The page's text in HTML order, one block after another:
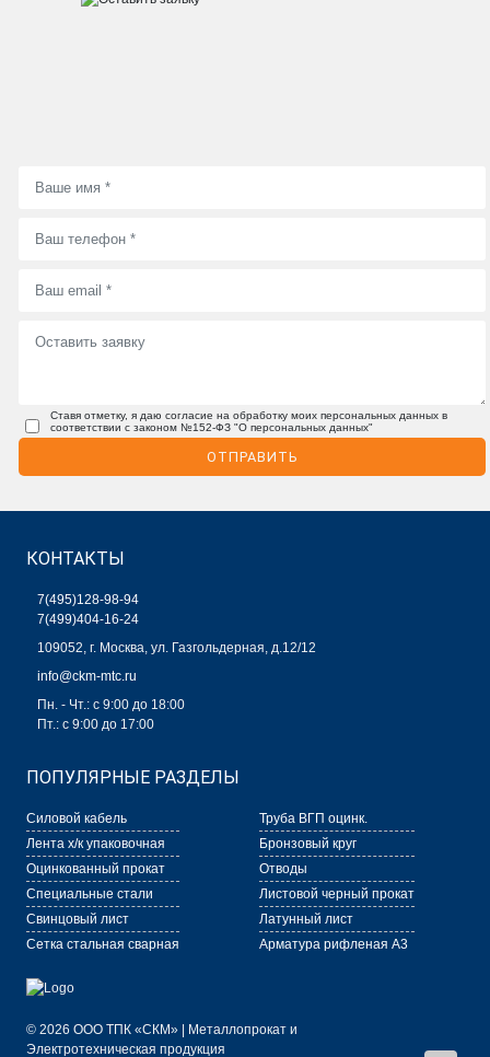
Ставя отметку, я даю согласие на обработку моих персональных данных в
соответствии с законом №152-ФЗ "О персональных данных"
ОТПРАВИТЬ
© 2026 ООО ТПК «СКМ» | Металлопрокат и
Электротехническая продукция
КОНТАКТЫ
7(495)128-98-94
7(499)404-16-24
109052, г. Москва, ул. Газгольдерная, д.12/12
info@ckm-mtc.ru
Пн. - Чт.: с 9:00 до 18:00
Пт.: с 9:00 до 17:00
ПОПУЛЯРНЫЕ РАЗДЕЛЫ
Силовой кабель
Лента х/к упаковочная
Оцинкованный прокат
Специальные стали
Свинцовый лист
Сетка стальная сварная
Труба ВГП оцинк.
Бронзовый круг
Отводы
Листовой черный прокат
Латунный лист
Арматура рифленая А3